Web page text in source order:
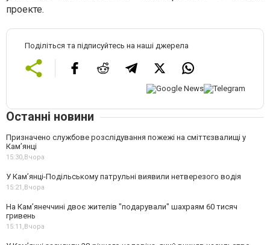
проекте.
Поділіться та підписуйтесь на наші джерела
Останні новини
Призначено службове розслідування пожежі на сміттєзвалищі у
Кам’янці
15:30,Вчора
У Кам’янці-Подільському патрульні виявили нетверезого водія
15:21,Вчора
На Камʼянеччині двоє жителів "подарували" шахраям 60 тисяч
гривень
15:11,Вчора